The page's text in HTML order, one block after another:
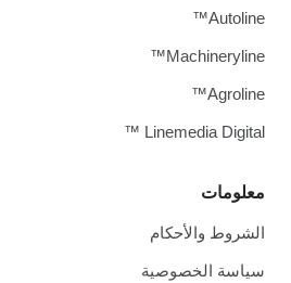
معلومات
الشروط والأحكام
سياسة الخصوصية
Autoline™
Machineryline™
Agroline™
Linemedia Digital ™